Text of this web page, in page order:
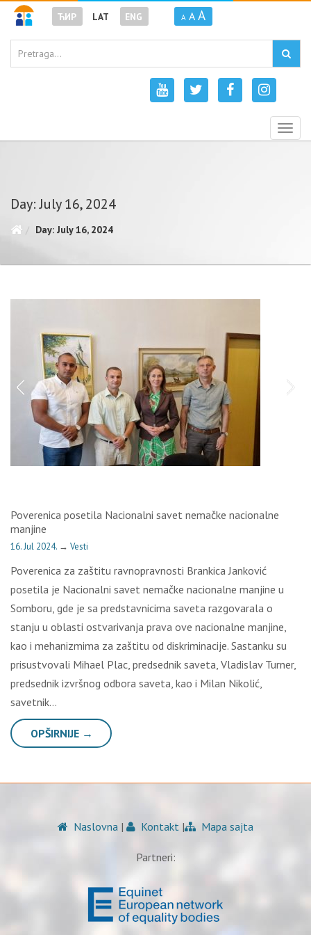
ЋИР LAT ENG A A A
Day: July 16, 2024
Day: July 16, 2024
Poverenica posetila Nacionalni savet nemačke nacionalne
manjine
16. Jul 2024. → Vesti
Poverenica za zaštitu ravnopravnosti Brankica Janković
posetila je Nacionalni savet nemačke nacionalne manjine u
Somboru, gde je sa predstavnicima saveta razgovarala o
stanju u oblasti ostvarivanja prava ove nacionalne manjine,
kao i mehanizmima za zaštitu od diskriminacije. Sastanku su
prisustvovali Mihael Plac, predsednik saveta, Vladislav Turner,
predsednik izvršnog odbora saveta, kao i Milan Nikolić,
savetnik…
OPŠIRNIJE →
Naslovna | Kontakt | Mapa sajta
Partneri: